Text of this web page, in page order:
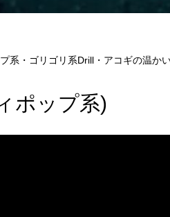
系・ゴリゴリ系Drill・アコギの温か
ポップ系)